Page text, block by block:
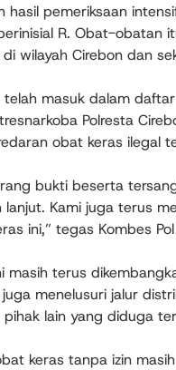
hasil pemeriksaan
R. Obat-obatan
wilayah Cirebon dan
telah masuk dalam
Polresta
obat keras ilegal
bukti beserta
lanjut. Kami juga terus
ini,” tegas Kombes
masih terus
juga menelusuri jalur
lain yang diduga
keras tanpa izin